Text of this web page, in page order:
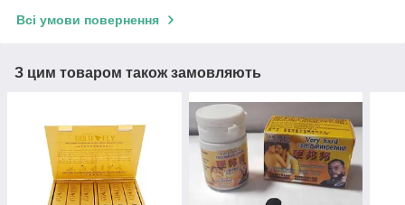
Всі умови повернення
З цим товаром також замовляють